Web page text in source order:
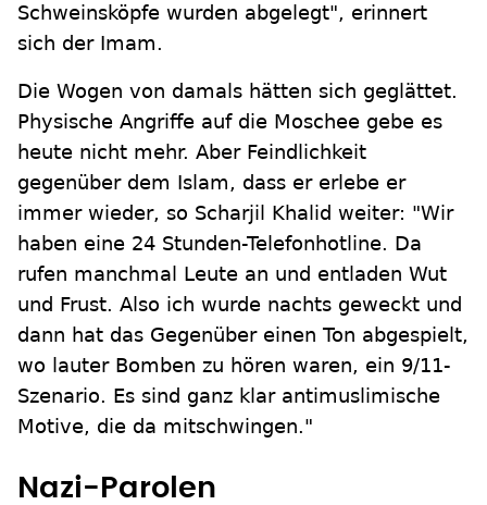
Schweinsköpfe wurden abgelegt", erinnert
sich der Imam.
Die Wogen von damals hätten sich geglättet.
Physische Angriffe auf die Moschee gebe es
heute nicht mehr. Aber Feindlichkeit
gegenüber dem Islam, dass er erlebe er
immer wieder, so Scharjil Khalid weiter: "Wir
haben eine 24 Stunden-Telefonhotline. Da
rufen manchmal Leute an und entladen Wut
und Frust. Also ich wurde nachts geweckt und
dann hat das Gegenüber einen Ton abgespielt,
wo lauter Bomben zu hören waren, ein 9/11-
Szenario. Es sind ganz klar antimuslimische
Motive, die da mitschwingen."
Nazi-Parolen